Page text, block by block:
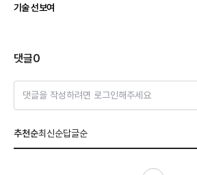
기술 선보여
댓글0
댓글을 작성하려면 로그인해주세요
추천순최신순답글순